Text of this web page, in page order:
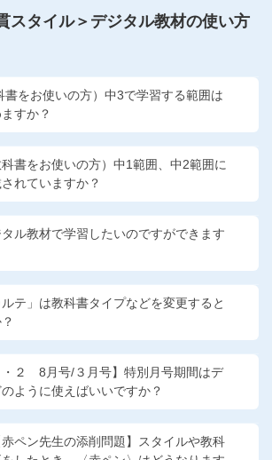
スタイル＞デジタル教材の使い方
書をお使いの方）中3で学習する範囲は
すか？
科書をお使いの方）中1範囲、中2範囲に
れていますか？
ル教材で学習したいのですができます
ルテ」は教科書タイプなどを変更すると
・２ 8月号/３月号】特別月号期間はデ
ように使えばいいですか？
赤ペン先生の添削問題】スタイルや教科